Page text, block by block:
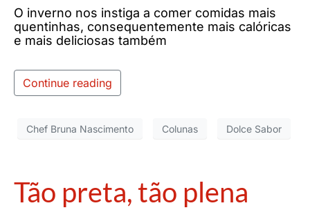
O inverno nos instiga a comer comidas mais
quentinhas, consequentemente mais calóricas
e mais deliciosas também
Continue reading
Chef Bruna Nascimento Colunas Dolce Sabor
Tão preta, tão plena